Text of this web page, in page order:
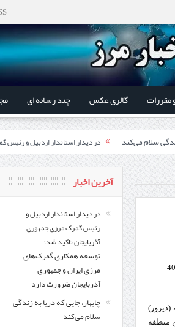
مقررات گالری عکس چند رسانه ای
در دیدار استاندار اردبیل و رئیس
توسعه همکاری گمرک‌های مرزی
سلام می‌کند
قدردانی وزیر میراث فرهنگی،
شود
در دیدار استاندار
تخصیص ۳۰۰میلیارد تومان برای تکمیل بزرگراه اردبیل-سرچم
مرز بین‌المللی مهران شود
روایت روزنامه
نفر گذشت
برق شهرستان آبدانان در استان ایلام که از دو روز پیش به علت نقص فنی قطع شد، اکنون با گذشت بیش از 40
(دیروز)
منطقه
آخرین اخبار
در دیدار استاندار اردبیل و
رئیس گمرک مرزی جمهوری
آذربایجان تاکید شد؛
توسعه همکاری گمرک‌های
مرزی ایران و جمهوری
آذربایجان ضرورت دارد
چابهار، جایی که دریا به زندگی
سلام می‌کند